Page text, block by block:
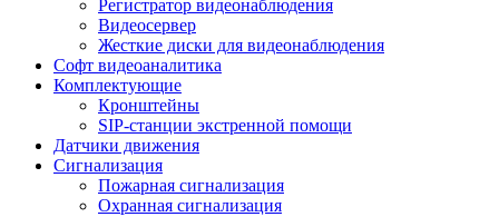
Регистратор видеонаблюдения
Видеосервер
Жесткие диски для видеонаблюдения
Софт видеоаналитика
Комплектующие
Кронштейны
SIP-станции экстренной помощи
Датчики движения
Сигнализация
Пожарная сигнализация
Охранная сигнализация